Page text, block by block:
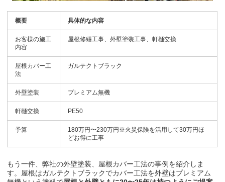
概要 具体的な内容
お客様の施工
内容
屋根修繕工事、外壁塗装工事、軒樋交換
屋根カバー工
法
ガルテクトブラック
外壁塗装 プレミアム無機
軒樋交換 PE50
予算
180万円〜230万円※火災保険を活用して30万円ほ
どお得に工事
もう一件、弊社の外壁塗装、屋根カバー工法の事例を紹介しま
す。 屋根はガルテクトブラックでカバー工法を外壁はプレミアム